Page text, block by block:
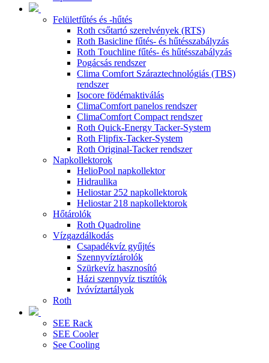
Felületfűtés és -hűtés
Roth csőtartó szerelvények (RTS)
Roth Basicline fűtés- és hűtésszabályzás
Roth Touchline fűtés- és hűtésszabályzás
Pogácsás rendszer
Clima Comfort Száraztechnológiás (TBS)
rendszer
Isocore födémaktiválás
ClimaComfort panelos rendszer
ClimaComfort Compact rendszer
Roth Quick-Energy Tacker-System
Roth Flipfix-Tacker-System
Roth Original-Tacker rendszer
Napkollektorok
HelioPool napkollektor
Hidraulika
Heliostar 252 napkollektorok
Heliostar 218 napkollektorok
Hőtárolók
Roth Quadroline
Vízgazdálkodás
Csapadékvíz gyűjtés
Szennyvíztárolók
Szürkevíz hasznosító
Házi szennyvíz tisztítók
Ivóvíztartályok
Roth
SEE Rack
SEE Cooler
See Cooling